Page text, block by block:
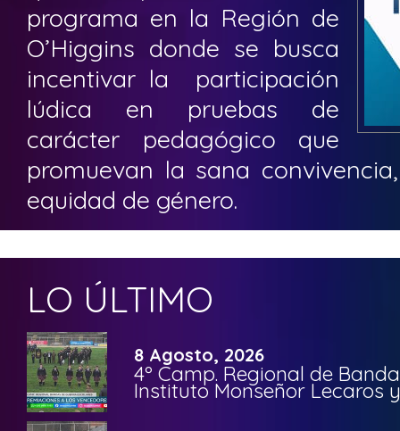
programa en la Región de
O’Higgins donde se busca
incentivar la participación
lúdica en pruebas de
carácter pedagógico que
promuevan la sana
equidad de género.
LO ÚLTIMO
8 Agosto, 2026
4º Camp. Regional de
Instituto Monseñor Lecaros